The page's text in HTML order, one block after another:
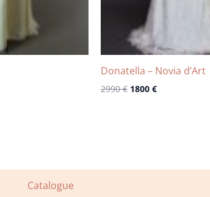
Donatella – Novia d’Art
2990€ 1800 €
Catalogue